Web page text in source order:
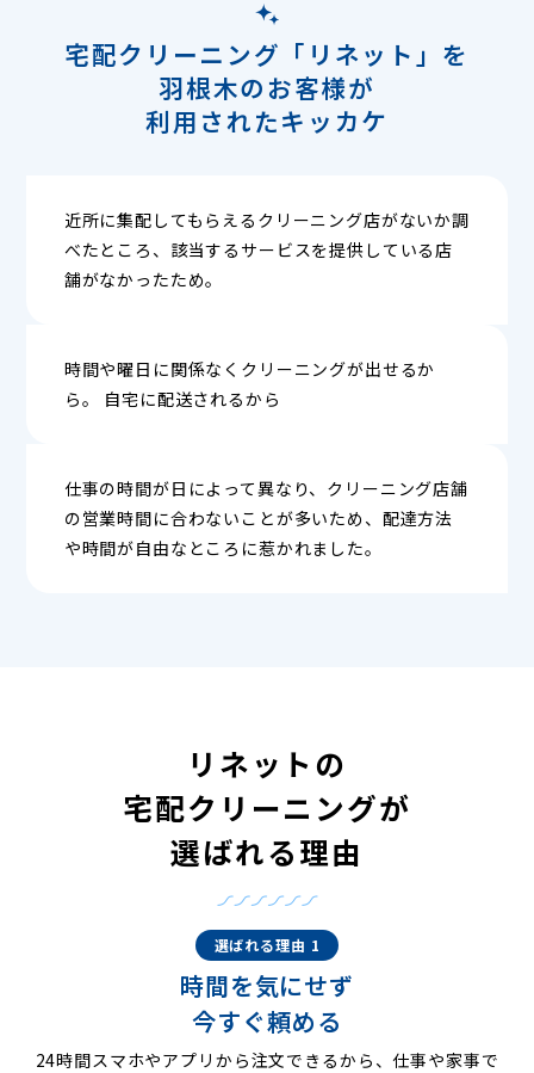
宅配クリーニング「リネット」を
羽根木のお客様が
利用されたキッカケ
近所に集配してもらえるクリーニング店がないか調
べたところ、該当するサービスを提供している店
舗がなかったため。
時間や曜日に関係なくクリーニングが出せるか
ら。 自宅に配送されるから
仕事の時間が日によって異なり、クリーニング店舗
の営業時間に合わないことが多いため、配達方法
や時間が自由なところに惹かれました。
リネットの
宅配クリーニングが
選ばれる理由
選ばれる理由 1
時間を気にせず
今すぐ頼める
24時間スマホやアプリから注文できるから、仕事や家事で